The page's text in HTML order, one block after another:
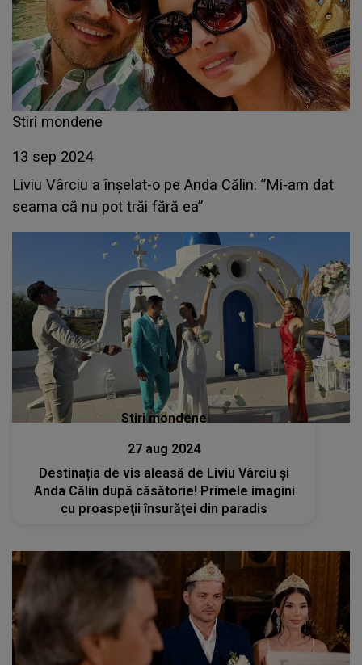
Stiri mondene
13 sep 2024
Liviu Vârciu a înșelat-o pe Anda Călin: ”Mi-am dat
seama că nu pot trăi fără ea”
Stiri mondene
27 aug 2024
Destinația de vis aleasă de Liviu Vârciu și
Anda Călin după căsătorie! Primele imagini
cu proaspeţii însurăţei din paradis